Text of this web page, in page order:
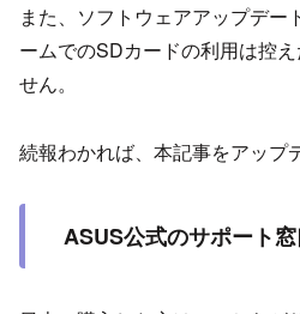
また、ソフトウェアアップデー
ームでのSDカードの利用は控
せん。
続報わかれば、本記事をアップ
ASUS公式のサポート窓